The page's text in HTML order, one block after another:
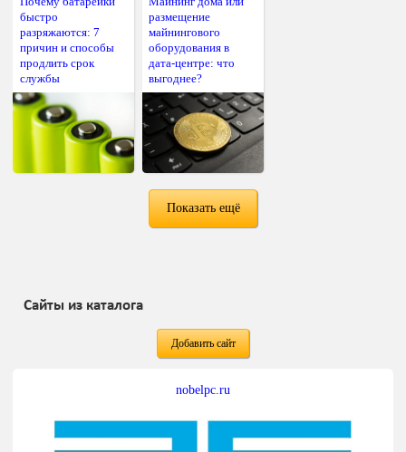
быстро
разряжаются: 7
причин и способы
продлить срок
службы
размещение
майнингового
оборудования в
дата-центре: что
выгоднее?
Показать ещё
Сайты из каталога
Добавить сайт
nobelpc.ru